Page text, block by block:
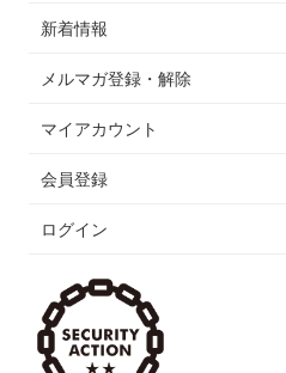
新着情報
メルマガ登録・解除
マイアカウント
会員登録
ログイン